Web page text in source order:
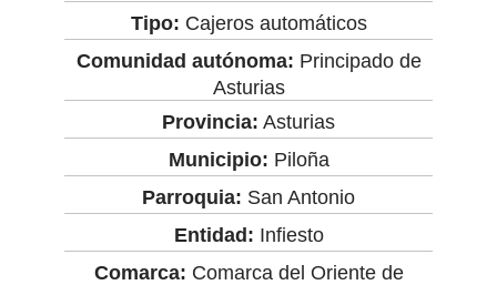
Tipo: Cajeros automáticos
Comunidad autónoma: Principado de
Asturias
Provincia: Asturias
Municipio: Piloña
Parroquia: San Antonio
Entidad: Infiesto
Comarca: Comarca del Oriente de